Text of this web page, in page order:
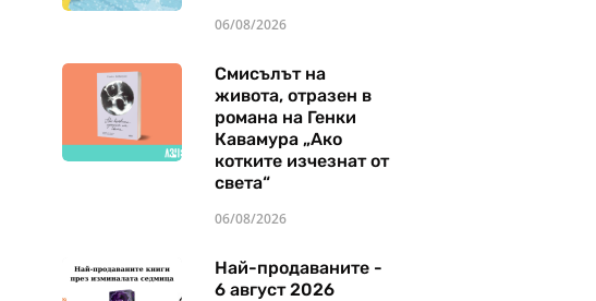
06/08/2026
Смисълът на
живота, отразен в
романа на Генки
Кавамура „Ако
котките изчезнат от
света“
06/08/2026
Най-продаваните -
6 август 2026